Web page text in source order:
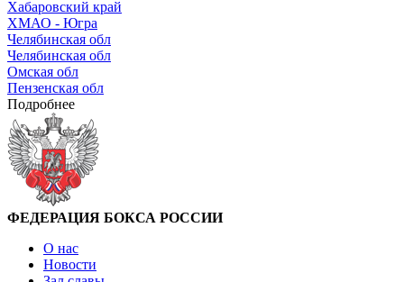
Хабаровский край
ХМАО - Югра
Челябинская обл
Челябинская обл
Омская обл
Пензенская обл
Подробнее
ФЕДЕРАЦИЯ БОКСА РОССИИ
О нас
Новости